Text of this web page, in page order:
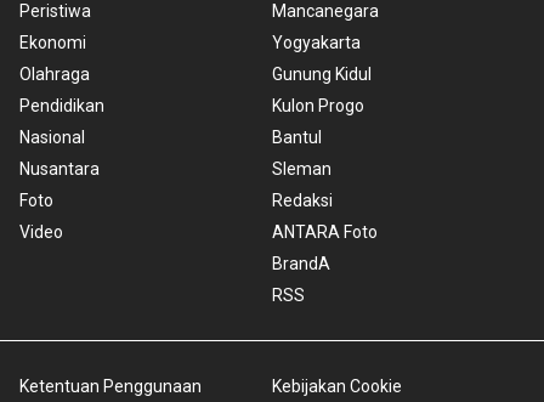
Peristiwa
Ekonomi
Olahraga
Pendidikan
Nasional
Nusantara
Foto
Video
Mancanegara
Yogyakarta
Gunung Kidul
Kulon Progo
Bantul
Sleman
Redaksi
ANTARA Foto
BrandA
RSS
Ketentuan Penggunaan Kebijakan Cookie